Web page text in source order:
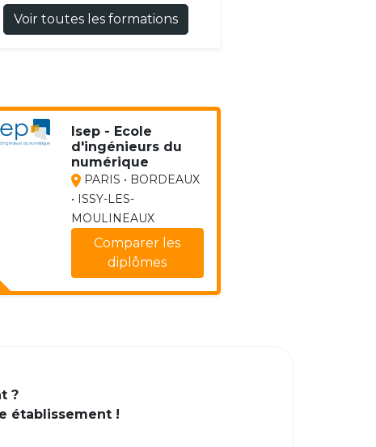
Voir toutes les formations
Isep - Ecole
d'ingénieurs du
numérique
PARIS • BORDEAUX
• ISSY-LES-
MOULINEAUX
Comparer les
diplômes
?
établissement !